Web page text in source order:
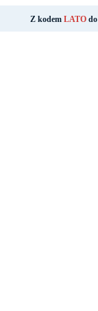
Z kodem LATOdo